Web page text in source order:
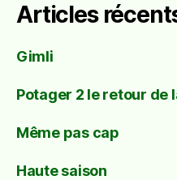
Articles
Gimli
Potager 2 le retour de
Même pas cap
Haute saison